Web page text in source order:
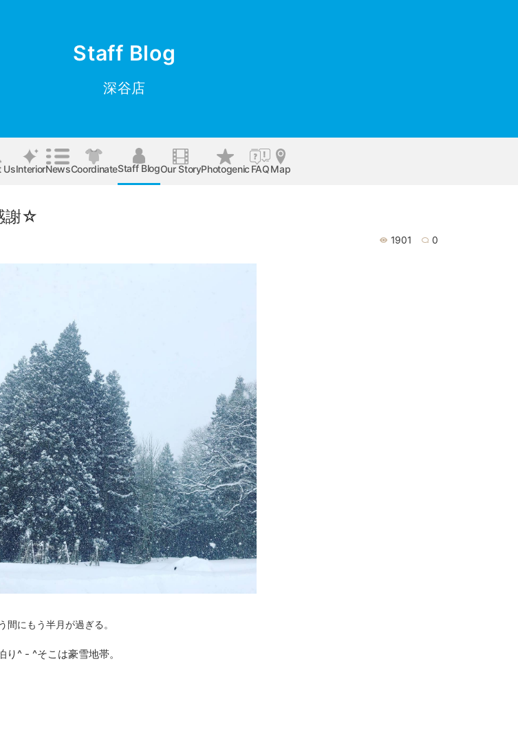
Staff Blog
深谷店
UsInteriorNewsCoordinateStaff BlogOur StoryPhotogenicFAQMap
謝☆
1901 0
にもう半月が過ぎる。
^ - ^そこは豪雪地帯。